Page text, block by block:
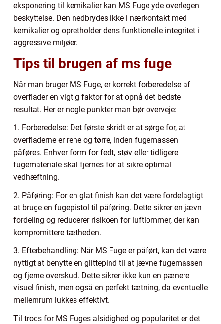
eksponering til kemikalier kan MS Fuge yde overlegen
beskyttelse. Den nedbrydes ikke i nærkontakt med
kemikalier og opretholder dens funktionelle integritet i
aggressive miljøer.
Tips til brugen af ms fuge
Når man bruger MS Fuge, er korrekt forberedelse af
overflader en vigtig faktor for at opnå det bedste
resultat. Her er nogle punkter man bør overveje:
1. Forberedelse: Det første skridt er at sørge for, at
overfladerne er rene og tørre, inden fugemassen
påføres. Enhver form for fedt, støv eller tidligere
fugemateriale skal fjernes for at sikre optimal
vedhæftning.
2. Påføring: For en glat finish kan det være fordelagtigt
at bruge en fugepistol til påføring. Dette sikrer en jævn
fordeling og reducerer risikoen for luftlommer, der kan
kompromittere tætheden.
3. Efterbehandling: Når MS Fuge er påført, kan det være
nyttigt at benytte en glittepind til at jævne fugemassen
og fjerne overskud. Dette sikrer ikke kun en pænere
visuel finish, men også en perfekt tætning, da eventuelle
mellemrum lukkes effektivt.
Til trods for MS Fuges alsidighed og popularitet er det